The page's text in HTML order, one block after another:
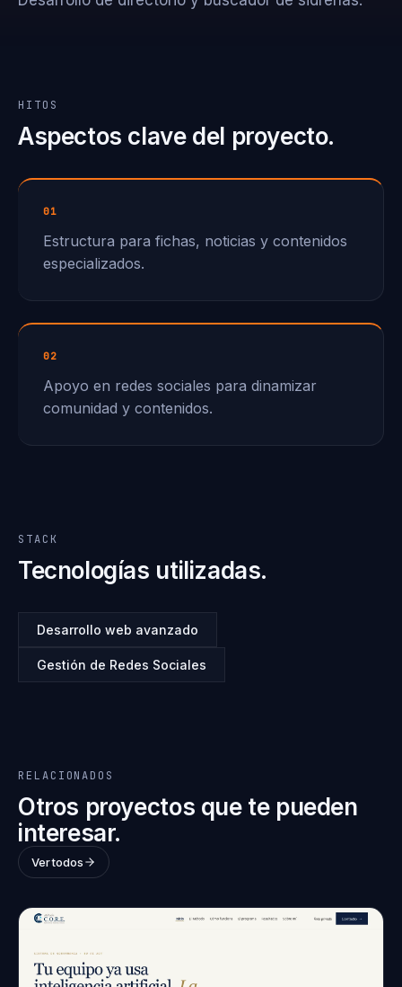
HITOS
Aspectos clave del proyecto.
01
Estructura para fichas, noticias y contenidos
especializados.
02
Apoyo en redes sociales para dinamizar
comunidad y contenidos.
STACK
Tecnologías utilizadas.
Desarrollo web avanzado
Gestión de Redes Sociales
RELACIONADOS
Otros proyectos que te pueden
interesar.
Ver todos